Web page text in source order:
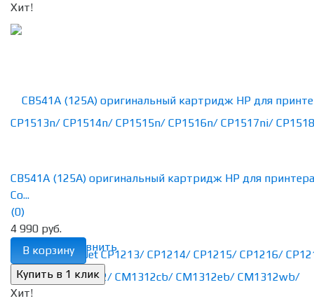
Хит!
избранное сравнить
CB541A (125A) оригинальный картридж HP для
Co...
(0)
4 990 руб.
В корзину
Хит!